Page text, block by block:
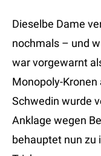
Dieselbe Dame
nochmals – und
war vorgewarnt
Monopoly-
Schwedin wurde
Anklage wegen
behauptet nun zu